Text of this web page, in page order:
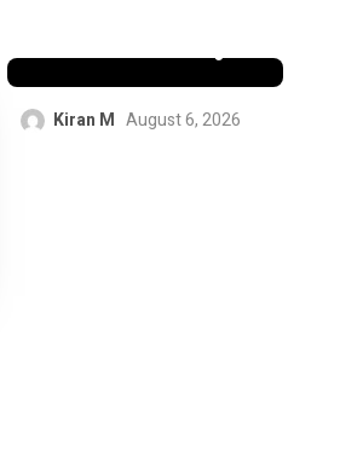
Kiran M August 6, 2026